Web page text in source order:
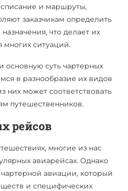
и маршруты,
заказчикам определить
что делает их
ситуаций.
основную суть чартерных
в разнообразие их видов
них может соответствовать
путешественников.
рейсов
многие из нас
авиарейсах. Однако
авиации, который
и специфических